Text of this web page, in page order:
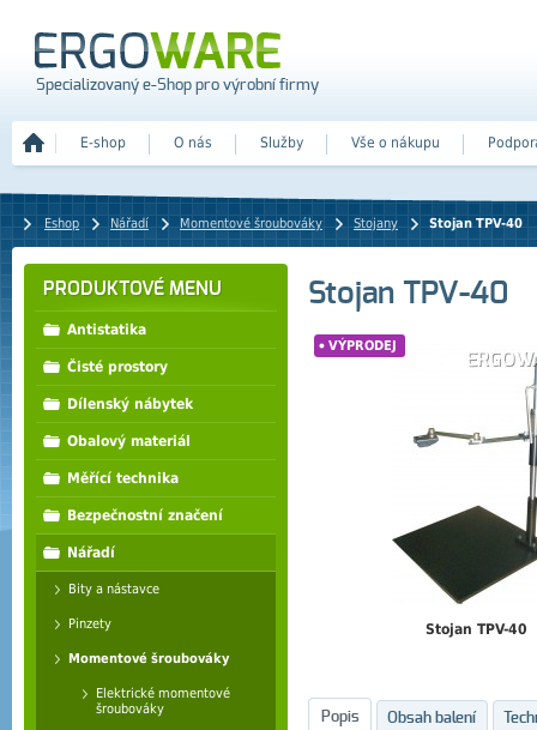
Specializovaný e-Shop pro výrobní firmy
E-shop O nás Služby Vše o nákupu
Eshop Nářadí Momentové šroubováky Stojany Stojan TPV-40
Stojan TPV-40
VÝPRODEJ
Stojan TPV-40
Popis Obsah balení
PRODUKTOVÉ MENU
Antistatika
Čisté prostory
Dílenský nábytek
Obalový materiál
Měřící technika
Bezpečnostní značení
Nářadí
Bity a nástavce
Pinzety
Momentové šroubováky
Elektrické momentové
šroubováky